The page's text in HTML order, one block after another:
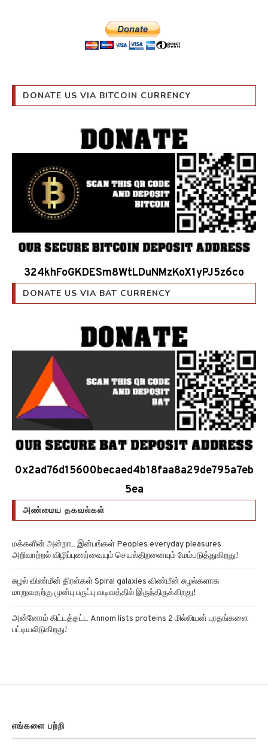
DONATE US VIA BITCOIN CURRENCY
324khFoGKDESm8WtLDuNMzKoX1yPJ5z6co
DONATE US VIA BAT CURRENCY
0x2ad76d15600becaed4b18faa8a29de795a7eb
5ea
அண்மைய தகவல்கள்
மக்களின் அன்றாட இன்பங்கள் Peoples everyday pleasures
அறிவாற்றல் விழிப்புணர்வையும் செயல்திறனையும் மேம்படுத்துகிறது!
சுழல் விண்மீன் திரள்கள் Spiral galaxies விண்மீன் சுழல்களாக
மாறுவதற்கு முன்பு பருப்பு வடிவத்தில் இருந்திருக்கிறது!
அன்னோம் கிட்டத்தட்ட Annom lists proteins 2 மில்லியன் புரதங்களை
பட்டியலிடுகிறது!
எங்களை பற்றி